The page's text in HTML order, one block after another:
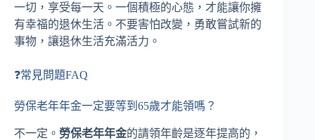
一切，享受每一天。一個積極的心態，才能讓你擁
有幸福的退休生活。不要害怕改變，勇敢嘗試新的
事物，讓退休生活充滿活力。
❓常見問題FAQ
勞保老年年金一定要等到65歲才能領嗎？
不一定。 勞保老年年金的請領年齡是逐年提高的，